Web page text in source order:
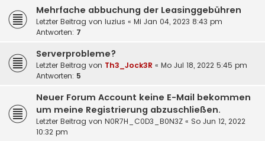
Mehrfache abbuchung der Leasinggebühren
Letzter Beitrag von luzius « Mi Jan 04, 2023 8:43 pm
Antworten: 7
Serverprobleme?
Letzter Beitrag von Th3_Jock3R « Mo Jul 18, 2022 5:45 pm
Antworten: 5
Neuer Forum Account keine E-Mail bekommen
um meine Registrierung abzuschließen.
Letzter Beitrag von N0R7H_C0D3_B0N3Z « So Jun 12, 2022
10:32 pm